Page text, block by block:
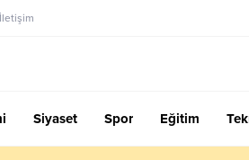
İletişim
Siyaset Spor Eğitim